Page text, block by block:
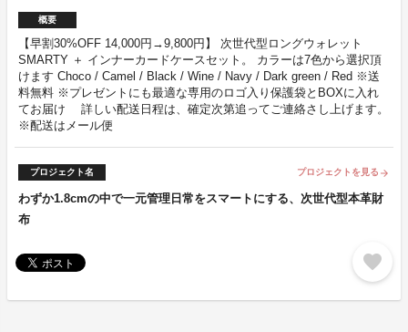
概要
【早割30%OFF 14,000円→9,800円】 次世代型ロングウォレット
SMARTY ＋ インナーカードケースセット。 カラーは7色から選択頂
けます Choco / Camel / Black / Wine / Navy / Dark green / Red ※送
料無料 ※プレゼントにも最適な専用のロゴ入り保護袋とBOXに入れ
てお届け 詳しい配送日程は、確定次第追ってご連絡さし上げます。
※配送はメール便
プロジェクト名 プロジェクトを見る arrow_forward
わずか1.8cmの中で一元管理日常をスマートにする、次世代型本革財
布
favorite